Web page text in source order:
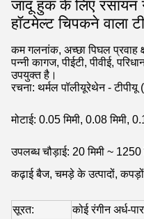
जादू हुक के लिए रसायन
हॉटमेल्ट चिपकने वाला
कम गलनांक, अच्छा पिघल प्रवाह
पन्नी कागज, पीईटी, पीवीई,
उपयुक्त है।
रचना: थर्मल पॉलीयूरेथेन -
मोटाई: 0.05 मिमी, 0.08 मिमी,
उपलब्ध चौड़ाई: 20 मिमी ~ 1250
कढ़ाई बैज, चमड़े के उत्पादों,
सूरत: कोई रंगीन अर्ध-